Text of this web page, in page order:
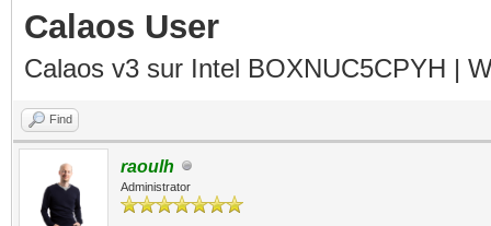
Calaos User
Calaos v3 sur Intel BOXNUC5CPYH |
Find
raoulh
Administrator